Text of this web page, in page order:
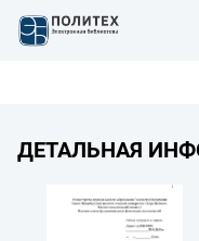
ДЕТАЛЬНАЯ